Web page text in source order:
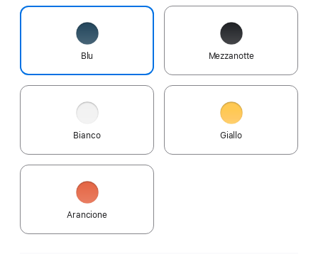
Blu Mezzanotte
Bianco Giallo
Arancione